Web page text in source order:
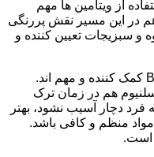
از ویتامین ها مهم
در این مسیر نقش پررنگی
و سبزیجات تعیین کننده و
از میان ویتامین ها، ویتامین های گروه B کمک کننده و مهم اند.
هم در زمان ترک
فرد دچار آسیب نشود، بهتر
منظم و کافی باشد.
است.